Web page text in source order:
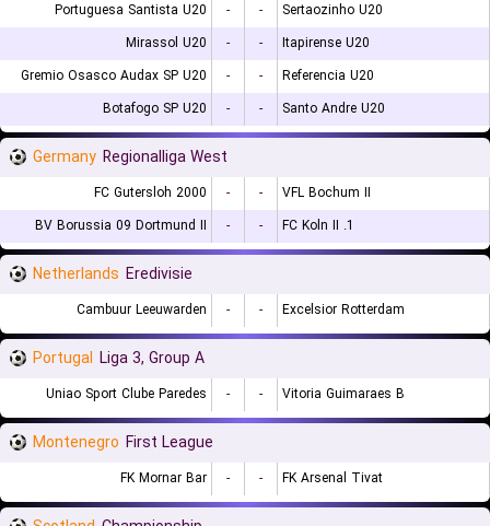
Portuguesa Santista U20
- -
Sertaozinho U20
Mirassol U20
- -
Itapirense U20
Gremio Osasco Audax SP U20
- -
Referencia U20
Botafogo SP U20
- - Santo Andre U20
Germany Regionalliga West
FC Gutersloh 2000 - -
VFL Bochum II
BV Borussia 09 Dortmund II
- - 1. FC Koln II
Netherlands Eredivisie
Cambuur Leeuwarden - - Excelsior Rotterdam
Portugal Liga 3, Group A
Uniao Sport Clube Paredes - - Vitoria Guimaraes B
Montenegro First League
FK Mornar Bar - - FK Arsenal Tivat